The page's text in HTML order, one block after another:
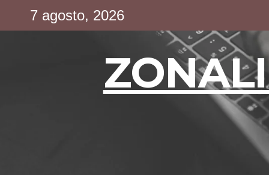
7 agosto, 2026